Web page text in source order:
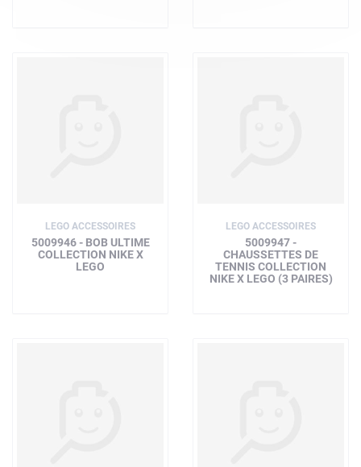
LEGO ACCESSOIRES
5009946 - BOB ULTIME
COLLECTION NIKE X
LEGO
LEGO ACCESSOIRES
5009947 -
CHAUSSETTES DE
TENNIS COLLECTION
NIKE X LEGO (3 PAIRES)